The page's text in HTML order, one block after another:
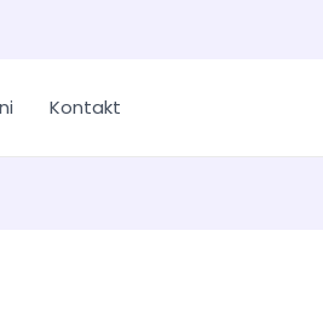
Kontakt